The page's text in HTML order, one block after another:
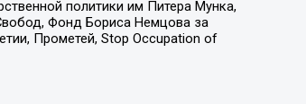
политики им Питера Мунка,
Фонд Бориса Немцова за
Прометей, Stop Occupation of